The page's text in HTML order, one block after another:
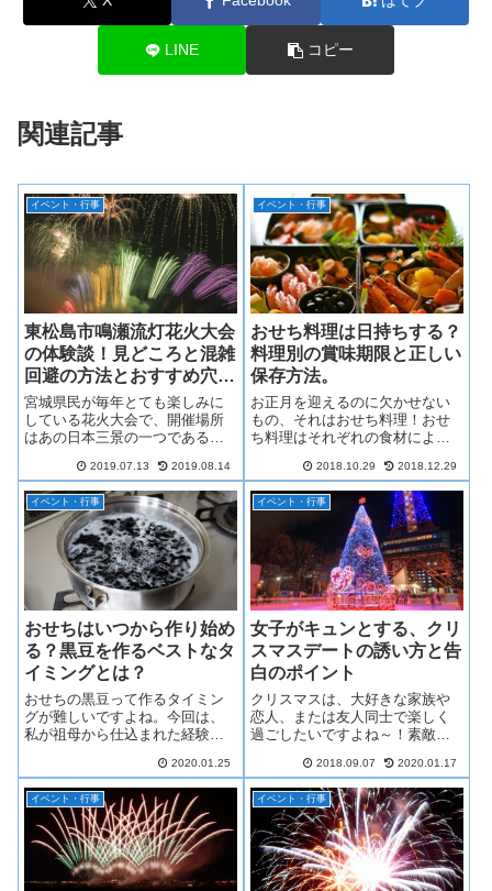
LINE コピー
関連記事
イベント・行事
東松島市鳴瀬流灯花火大会
の体験談！見どころと混雑
回避の方法とおすすめ穴場
スポット！
宮城県民が毎年とても楽しみに
している花火大会で、開催場所
はあの日本三景の一つである松
がある花火大会で、先祖の霊を
供養するための「灯篭流し」が
元です。今回は、友人と2人で行
ってきた東松島市鳴瀬流灯花火
大会の体験談や見どころや混雑
を避ける方法、駐車場、カップ
ルで見ることができる穴場を紹
介します。
2019.07.13 2019.08.14
イベント・行事
おせち料理は日持ちする？
料理別の賞味期限と正しい
保存方法。
お正月を迎えるのに欠かせない
もの、それはおせち料理！おせ
ち料理はそれぞれの食材によっ
そこも考えながらおせちを作る
分量を決めないと大変なこと
に…なる場合もありますが、こ
れを参考にしてもらえばたくさ
ん余ったときの保存について詳
しくなれますよ！ぜひ参考にし
てみてください。
2018.10.29 2018.12.29
イベント・行事
おせちはいつから作り始め
る？黒豆を作るベストなタ
イミングとは？
おせちの黒豆って作るタイミン
グが難しいですよね。今回は、
私が祖母から仕込まれた経験を
くベストタイミングで、なおか
つスムーズにおせちを仕上げて
いくためにいつ作るべきか、そ
の注意点をご紹介します。
2020.01.25
イベント・行事
女子がキュンとする、クリ
スマスデートの誘い方と告
白のポイント
クリスマスは、大好きな家族や
恋人、または友人同士で楽しく
過ごしたいですよね～！素敵な1
何食べようかな～？」と考えた
り、喜びそうなプレゼントを用
意したりと、クリスマス前から
わくわくドキドキがいっぱいで
す。特に「クリ...
2018.09.07 2020.01.17
イベント・行事 イベント・行事